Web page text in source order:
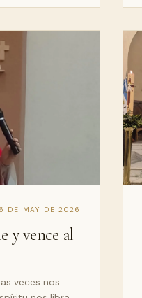
DE MAY DE 2026
y vence al
veces nos